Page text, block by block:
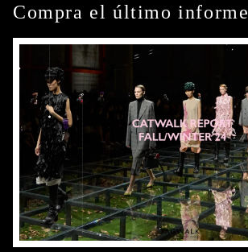
Compra el último informe